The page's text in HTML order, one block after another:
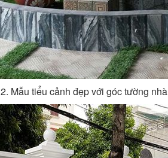
2. Mẫu tiểu cảnh đẹp với góc tường nhà